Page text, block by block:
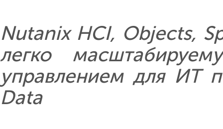
Nutanix HCI, Objects,
легко
управлением для ИТ
Data